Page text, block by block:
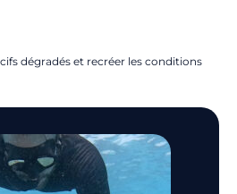
dégradés et recréer les conditions